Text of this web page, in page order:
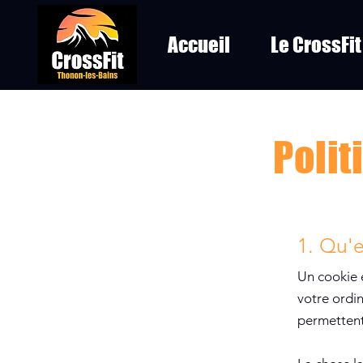
Accueil Le CrossFit
1.
Un cookie
votre